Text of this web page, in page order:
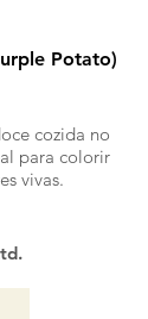
Potato)
cozida no
para colorir
vivas.